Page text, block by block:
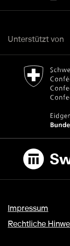
Unterstützt von
Impressum
Rechtliche